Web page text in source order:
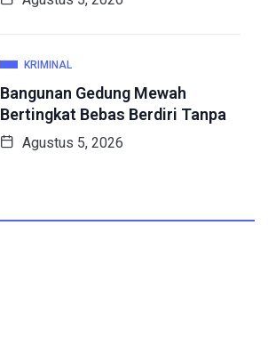
KRIMINAL
Bangunan Gedung Mewah
Bertingkat Bebas Berdiri Tanpa
Agustus 5, 2026